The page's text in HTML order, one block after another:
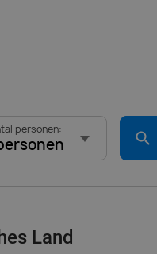
personen:
Land